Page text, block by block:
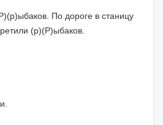
По дороге в станицу
(р)(Р)ыбаков.